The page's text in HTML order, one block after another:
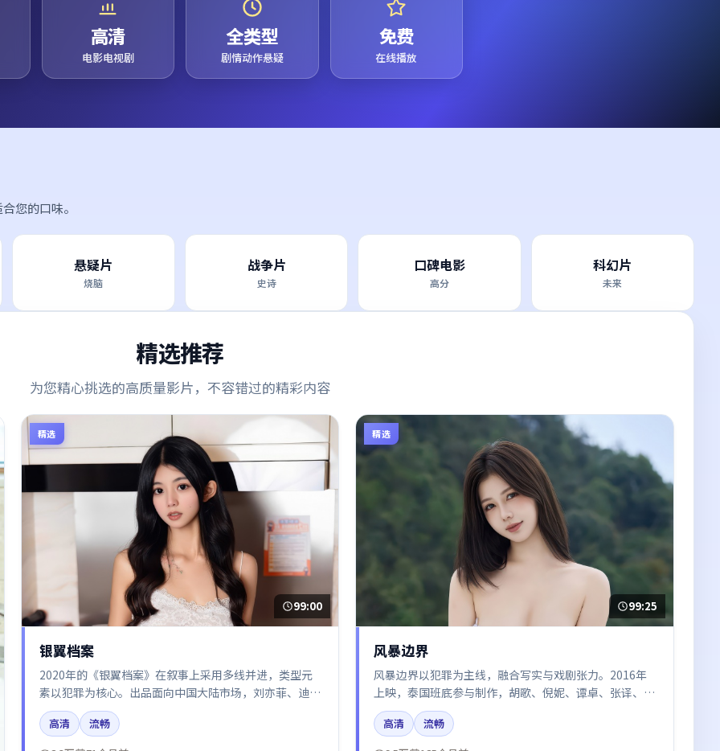
高清
电影电视剧
全类型
剧情动作悬疑
免费
在线播放
您的口味。
悬疑片
烧脑
战争片
史诗
口碑电影
高分
科幻片
未来
精选推荐
为您精心挑选的高质量影片，不容错过的精彩内容
精选
99:00
银翼档案
2020年的《银翼档案》在叙事上采用多线并进，类型元
素以犯罪为核心。出品面向中国大陆市场，刘亦菲、迪丽
热巴、汤唯、倪妮、胡歌所饰角色推动关键反转，结尾留
白引发讨论。
高清
流畅
精选
99:25
风暴边界
风暴边界以犯罪为主线，融合写实与戏剧张力。2016年
上映，泰国班底参与制作，胡歌、倪妮、谭卓、张译、王
景春在片中呈现细腻表演，影像风格统一，配乐与剪辑强
化了情绪曲线。
高清
流畅